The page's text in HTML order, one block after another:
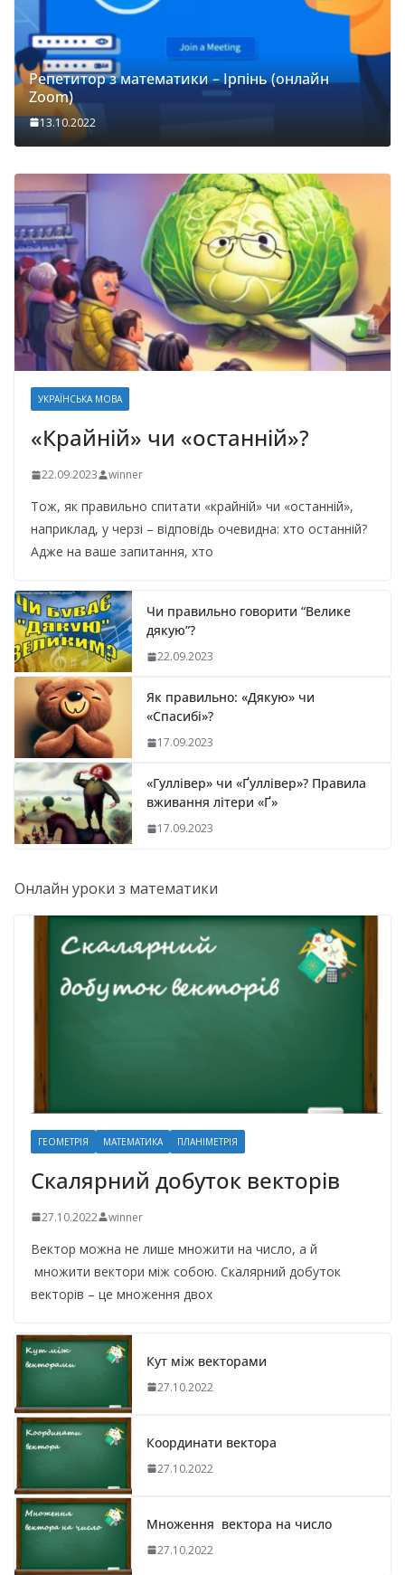
Репетитор з математики – Ірпінь (онлайн
Zoom)
13.10.2022
УКРАЇНСЬКА МОВА
«Крайній» чи «останній»?
22.09.2023 winner
Тож, як правильно спитати «крайній» чи «останній»,
наприклад, у черзі – відповідь очевидна: хто останній?
Адже на ваше запитання, хто
Чи правильно говорити “Велике
дякую”?
22.09.2023
Як правильно: «Дякую» чи
«Спасибі»?
17.09.2023
«Гуллівер» чи «Ґуллівер»? Правила
вживання літери «Ґ»
17.09.2023
Онлайн уроки з математики
ГЕОМЕТРІЯ МАТЕМАТИКА ПЛАНІМЕТРІЯ
Скалярний добуток векторів
27.10.2022 winner
Вектор можна не лише множити на число, а й
множити вектори між собою. Скалярний добуток
векторів – це множення двох
Кут між векторами
27.10.2022
Координати вектора
27.10.2022
Множення вектора на число
27.10.2022